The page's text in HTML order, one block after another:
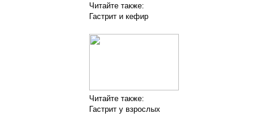
Читайте также:
Гастрит и кефир
Читайте также:
Гастрит у взрослых